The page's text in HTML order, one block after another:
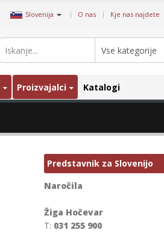
Slovenija | O nas Kje nas najdete
Vse kategorije
Proizvajalci Katalogi
Predstavnik za Slovenijo
Naročila
Žiga Hočevar
T: 031 255 900